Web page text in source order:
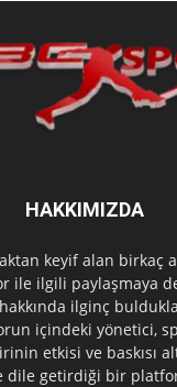
HAKKIMIZDA
keyif alan birkaç
ile ilgili paylaşmaya
ilginç
içindeki yönetici,
etkisi ve baskısı
dile getirdiği bir